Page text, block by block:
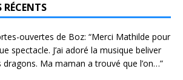
ouvertes de Boz: “Merci Mathilde pour
spectacle. J’ai adoré la musique beliver
dragons. Ma maman a trouvé que l’on…”